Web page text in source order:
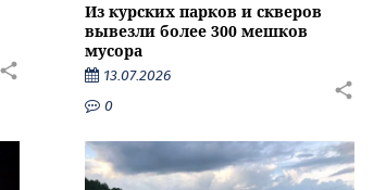
Из курских парков и скверов
вывезли более 300 мешков
мусора
13.07.2026
0